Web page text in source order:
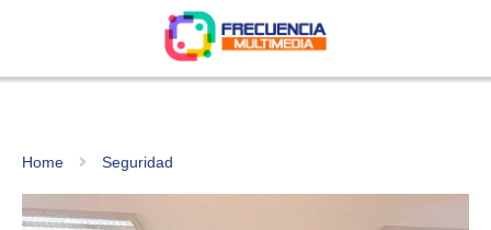
Home Seguridad